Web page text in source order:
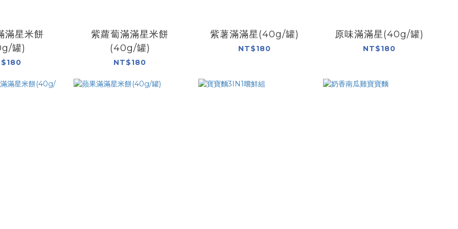
滿星米餅
罐)
紫蘿蔔滿滿星米餅
(40g/罐)
NT$180
紫薯滿滿星(40g/罐)
NT$180
原味滿滿星(40g/罐)
NT$180